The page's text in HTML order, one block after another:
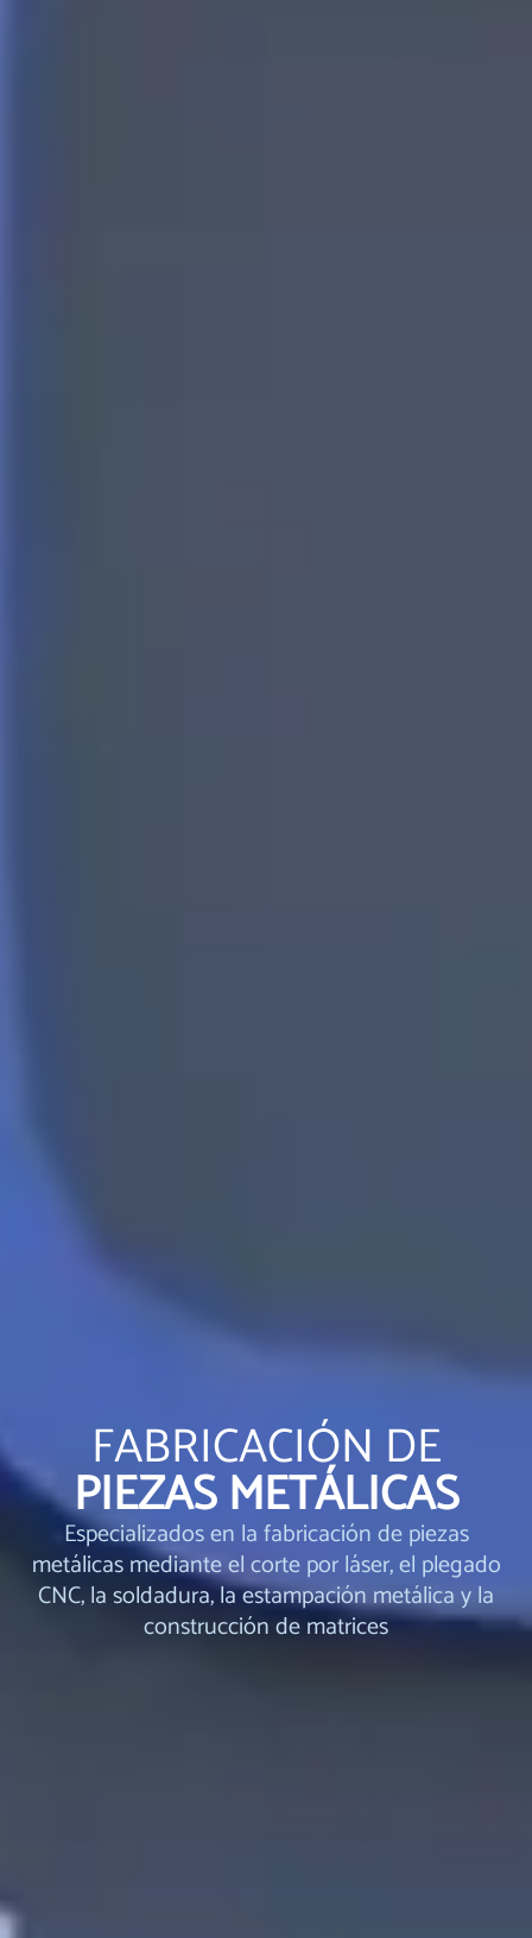
FABRICACIÓN DE
PIEZAS METÁLICAS
Especializados en la fabricación de piezas
metálicas mediante el corte por láser, el plegado
CNC, la soldadura, la estampación metálica y la
construcción de matrices